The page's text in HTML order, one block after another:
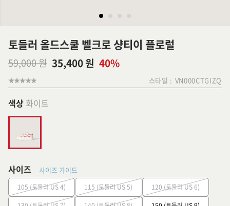
토들러 올드스쿨 벨크로 샹티이 플로럴
59,000 원 35,400 원 40%
스타일 : VN000CTGIZQ
색상 화이트
사이즈 사이즈 가이드
105 (토들러 US 4) 115 (토들러 US 5)
120 (토들러 US 6)